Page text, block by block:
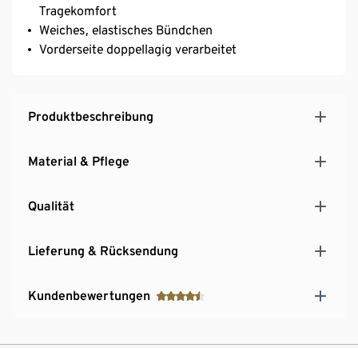
Tragekomfort
Weiches, elastisches Bündchen
Vorderseite doppellagig verarbeitet
Produktbeschreibung
Material & Pflege
Qualität
Lieferung & Rücksendung
Kundenbewertungen